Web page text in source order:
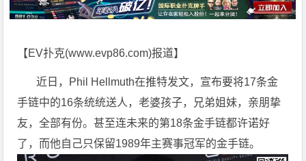
【EV扑克(www.evp86.com)报道】
近日，Phil Hellmuth在推特发文，宣布要将17条金
手链中的16条统统送人，老婆孩子，兄弟姐妹，亲朋挚
友，全部有份。甚至连未来的第18条金手链都许诺好
了，而他自己只保留1989年主赛事冠军的金手链。